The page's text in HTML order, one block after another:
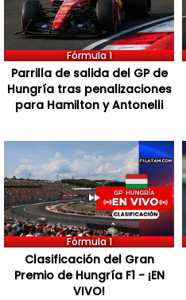
Fórmula 1
Parrilla de salida del GP de
Hungría tras penalizaciones
para Hamilton y Antonelli
Fórmula 1
Clasificación del Gran
Premio de Hungría F1 - ¡EN
VIVO!